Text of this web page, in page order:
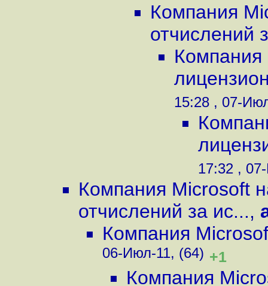
Компания
отчислений
Компания
15:28 , 07-
17:32 ,
Компания Microsoft
отчислений за ис...,
Компания
06-Июл-11, (64) +1
Компания